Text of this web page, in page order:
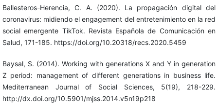
Ballesteros-Herencia, C. A. (2020). La propagación digital del
coronavirus: midiendo el engagement del entretenimiento en la red
social emergente TikTok. Revista Española de Comunicación en
Salud, 171-185. https://doi.org/10.20318/recs.2020.5459
Baysal, S. (2014). Working with generations X and Y in generation
Z period: management of different generations in business life.
Mediterranean Journal of Social Sciences, 5(19), 218-229.
http://dx.doi.org/10.5901/mjss.2014.v5n19p218